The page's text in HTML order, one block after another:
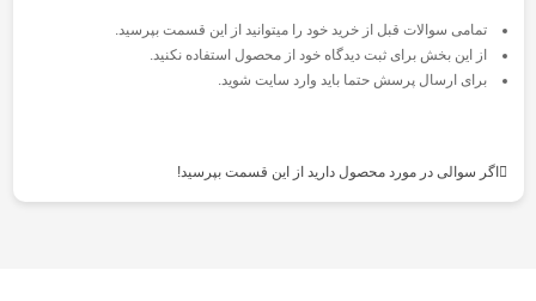
تمامی سوالات قبل از خرید خود را میتوانید از این قسمت بپرسید.
از این بخش برای ثبت دیدگاه خود از محصول استفاده نکنید.
برای ارسال پرسش حتما باید وارد سایت شوید.
اگر سوالی در مورد محصول دارید از این قسمت بپرسید!